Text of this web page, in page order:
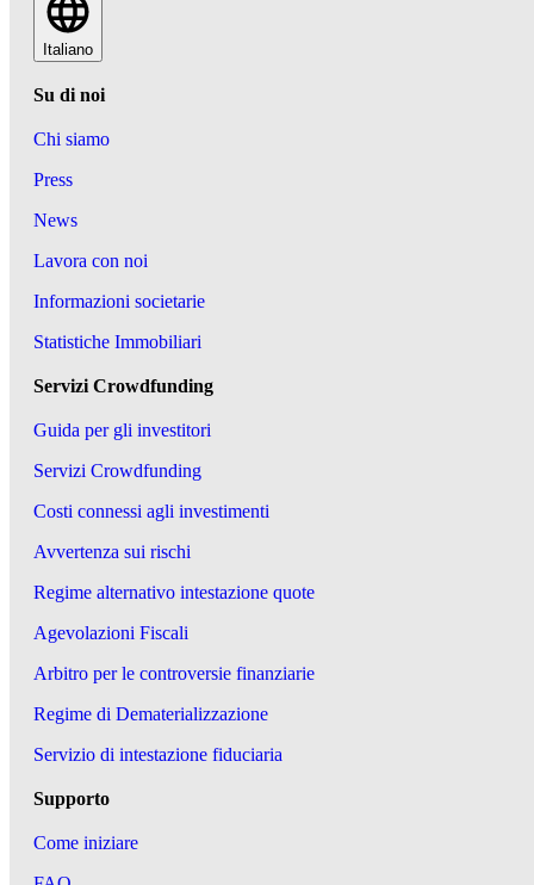
Italiano
Su di noi
Chi siamo
Press
News
Lavora con noi
Informazioni societarie
Statistiche Immobiliari
Servizi Crowdfunding
Guida per gli investitori
Servizi Crowdfunding
Costi connessi agli investimenti
Avvertenza sui rischi
Regime alternativo intestazione quote
Agevolazioni Fiscali
Arbitro per le controversie finanziarie
Regime di Dematerializzazione
Servizio di intestazione fiduciaria
Supporto
Come iniziare